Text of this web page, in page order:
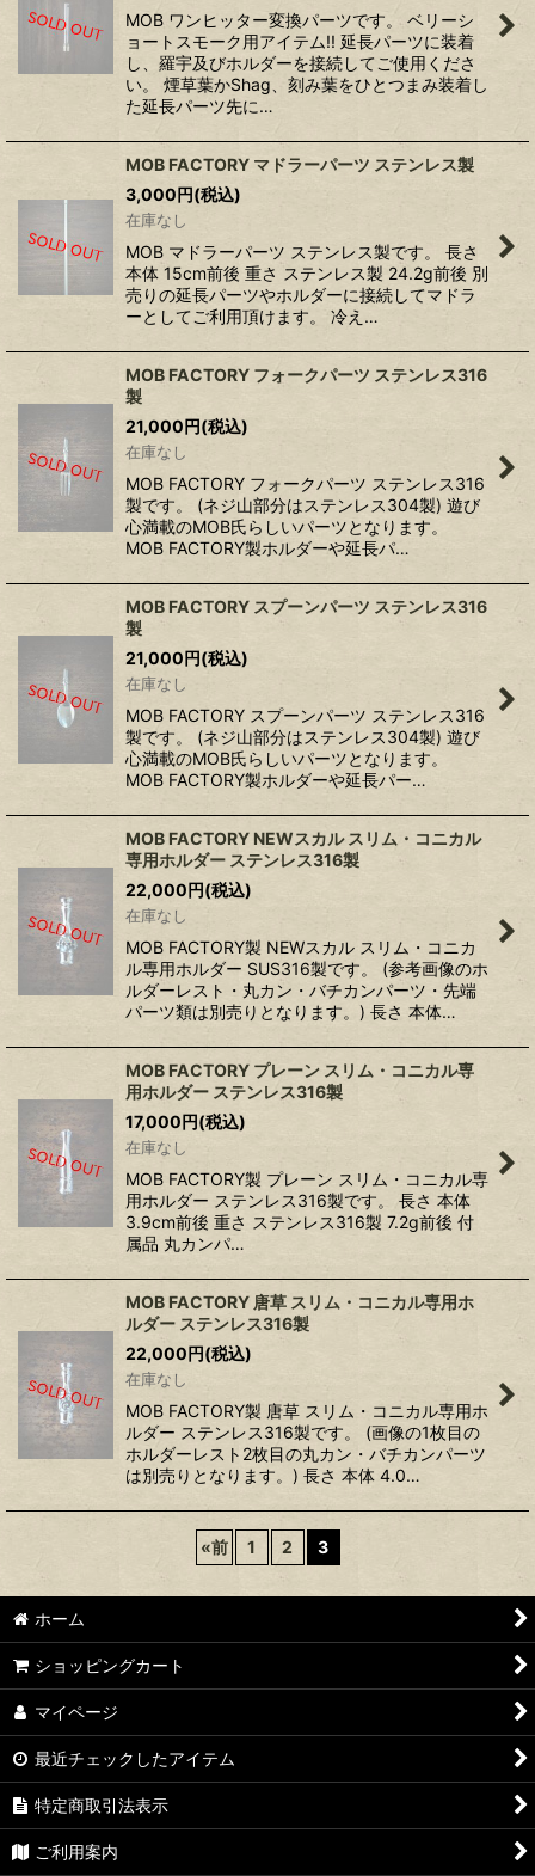
MOB ワンヒッター変換パーツです。 ベリーシ
ョートスモーク用アイテム!! 延長パーツに装着
し、羅宇及びホルダーを接続してご使用くださ
い。 煙草葉かShag、刻み葉をひとつまみ装着し
た延長パーツ先に…
MOB FACTORY マドラーパーツ ステンレス製
3,000円(税込)
在庫なし
MOB マドラーパーツ ステンレス製です。 長さ
本体 15cm前後 重さ ステンレス製 24.2g前後 別
売りの延長パーツやホルダーに接続してマドラ
ーとしてご利用頂けます。 冷え…
MOB FACTORY フォークパーツ ステンレス316
製
21,000円(税込)
在庫なし
MOB FACTORY フォークパーツ ステンレス316
製です。 (ネジ山部分はステンレス304製) 遊び
心満載のMOB氏らしいパーツとなります。
MOB FACTORY製ホルダーや延長パ…
MOB FACTORY スプーンパーツ ステンレス316
製
21,000円(税込)
在庫なし
MOB FACTORY スプーンパーツ ステンレス316
製です。 (ネジ山部分はステンレス304製) 遊び
心満載のMOB氏らしいパーツとなります。
MOB FACTORY製ホルダーや延長パー…
MOB FACTORY NEWスカル スリム・コニカル
専用ホルダー ステンレス316製
22,000円(税込)
在庫なし
MOB FACTORY製 NEWスカル スリム・コニカ
ル専用ホルダー SUS316製です。 (参考画像のホ
ルダーレスト・丸カン・バチカンパーツ・先端
パーツ類は別売りとなります。) 長さ 本体…
MOB FACTORY プレーン スリム・コニカル専
用ホルダー ステンレス316製
17,000円(税込)
在庫なし
MOB FACTORY製 プレーン スリム・コニカル専
用ホルダー ステンレス316製です。 長さ 本体
3.9cm前後 重さ ステンレス316製 7.2g前後 付
属品 丸カンパ…
MOB FACTORY 唐草 スリム・コニカル専用ホ
ルダー ステンレス316製
22,000円(税込)
在庫なし
MOB FACTORY製 唐草 スリム・コニカル専用ホ
ルダー ステンレス316製です。 (画像の1枚目の
ホルダーレスト2枚目の丸カン・バチカンパーツ
は別売りとなります。) 長さ 本体 4.0…
«前 1 2 3
ホーム
ショッピングカート
マイページ
最近チェックしたアイテム
特定商取引法表示
ご利用案内